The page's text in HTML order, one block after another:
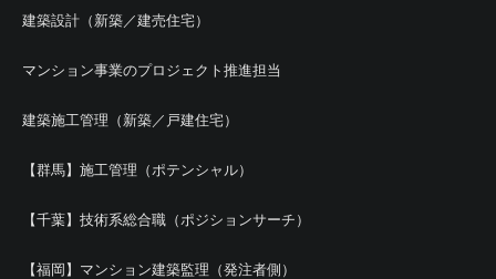
建築設計（新築／建売住宅）
マンション事業のプロジェクト推進担当
建築施工管理（新築／戸建住宅）
【群馬】施工管理（ポテンシャル）
【千葉】技術系総合職（ポジションサーチ）
【福岡】マンション建築監理（発注者側）